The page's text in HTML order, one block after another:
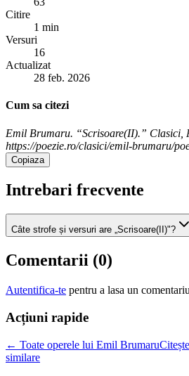
Citire
1 min
Versuri
16
Actualizat
28 feb. 2026
Cum sa citezi
Emil Brumaru. “Scrisoare(II).” Clasici,
https://poezie.ro/clasici/emil-brumaru/
Copiaza
Intrebari frecvente
Câte strofe și versuri are „Scrisoare(II)"?
Comentarii (0)
Autentifica-te pentru a lasa un
Acțiuni rapide
← Toate operele lui Emil Brumaru
similare